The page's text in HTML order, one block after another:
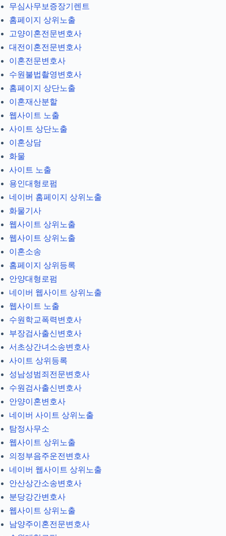
무심사무보증장기렌트
홈페이지 상위노출
고양이혼전문변호사
대전이혼전문변호사
이혼전문변호사
수원불법촬영변호사
홈페이지 상단노출
이혼재산분할
웹사이트 노출
사이트 상단노출
이혼상담
화물
사이트 노출
용인대형로펌
네이버 홈페이지 상위노출
화물기사
웹사이트 상위노출
웹사이트 상위노출
이혼소송
홈페이지 상위등록
안양대형로펌
네이버 웹사이트 상위노출
웹사이트 노출
수원학교폭력변호사
부장검사출신변호사
서초상간녀소송변호사
사이트 상위등록
성남성범죄전문변호사
수원검사출신변호사
안양이혼변호사
네이버 사이트 상위노출
탐정사무소
웹사이트 상위노출
의정부음주운전변호사
네이버 웹사이트 상위노출
안산상간소송변호사
분당강간변호사
웹사이트 상위노출
남양주이혼전문변호사